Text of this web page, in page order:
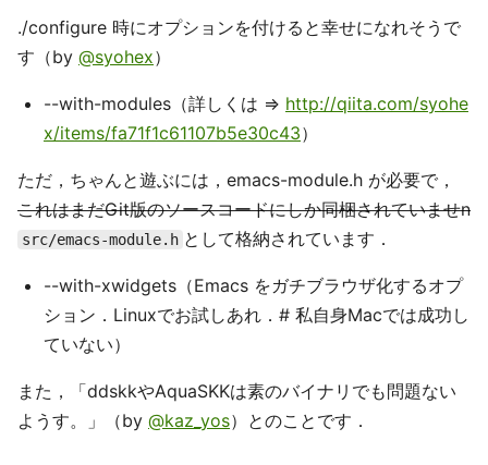
./configure 時にオプションを付けると幸せになれそうで
す（by @syohex）
--with-modules（詳しくは => http://qiita.com/syohe
x/items/fa71f1c61107b5e30c43）
ただ，ちゃんと遊ぶには，emacs-module.h が必要で，
これはまだGit版のソースコードにしか同梱されていませn
src/emacs-module.h として格納されています．
--with-xwidgets（Emacs をガチブラウザ化するオプ
ション．Linuxでお試しあれ．# 私自身Macでは成功し
ていない）
また，「ddskkやAquaSKKは素のバイナリでも問題ない
ようす。」（by @kaz_yos）とのことです．